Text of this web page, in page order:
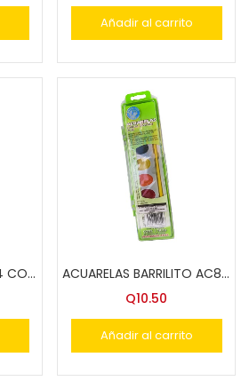
Añadir al carrito
ACUARELA FABER C. 24 COLS. 125029
ACUARELAS BARRILITO AC8E 8 COLORES
Q10.50
Añadir al carrito